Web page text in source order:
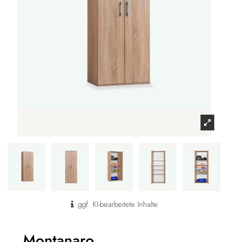
ggf. KI-bearbeitete Inhalte